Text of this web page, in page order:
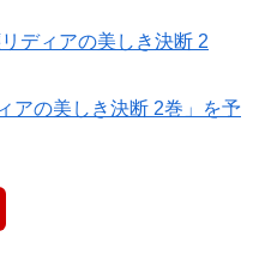
ディアの美しき決断 2
アの美しき決断 2巻」を予